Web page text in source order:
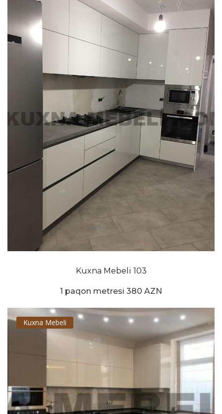
Kuxna Mebeli 103
1 paqon metresi 380 AZN
Kuxna Mebeli